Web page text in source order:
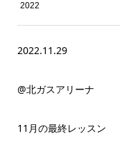
2022
2022.11.29
@北ガスアリーナ
11月の最終レッスン